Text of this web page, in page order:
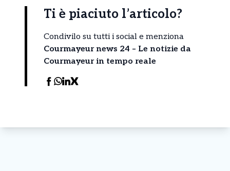
Ti è piaciuto l’articolo?
Condivilo su tutti i social e menziona
Courmayeur news 24 – Le notizie da
Courmayeur in tempo reale